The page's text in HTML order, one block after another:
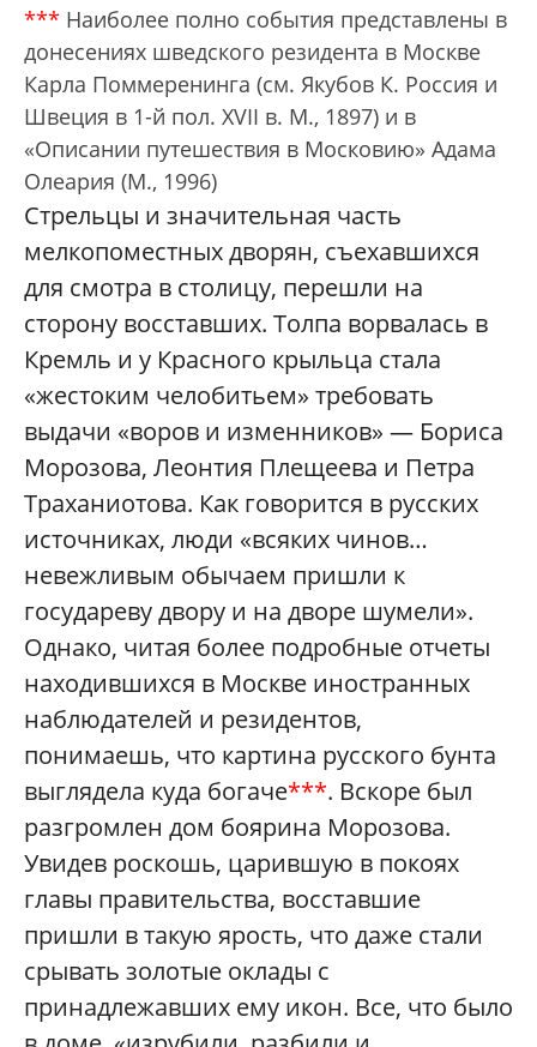
*** Наиболее полно события представлены в
донесениях шведского резидента в Москве
Карла Поммеренинга (см. Якубов К. Россия и
Швеция в 1-й пол. XVII в. М., 1897) и в
«Описании путешествия в Московию» Адама
Олеария (М., 1996)
Стрельцы и значительная часть
мелкопоместных дворян, съехавшихся
для смотра в столицу, перешли на
сторону восставших. Толпа ворвалась в
Кремль и у Красного крыльца стала
«жестоким челобитьем» требовать
выдачи «воров и изменников» — Бориса
Морозова, Леонтия Плещеева и Петра
Траханиотова. Как говорится в русских
источниках, люди «всяких чинов…
невежливым обычаем пришли к
государеву двору и на дворе шумели».
Однако, читая более подробные отчеты
находившихся в Москве иностранных
наблюдателей и резидентов,
понимаешь, что картина русского бунта
выглядела куда богаче***. Вскоре был
разгромлен дом боярина Морозова.
Увидев роскошь, царившую в покоях
главы правительства, восставшие
пришли в такую ярость, что даже стали
срывать золотые оклады с
принадлежавших ему икон. Все, что было